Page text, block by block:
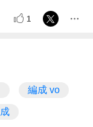
1
編成 vo